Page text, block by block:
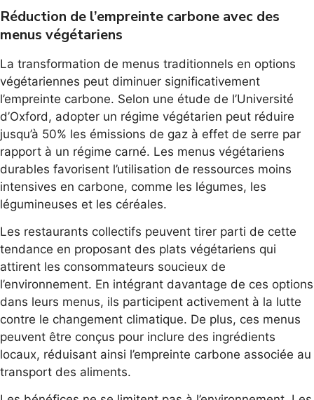
Réduction de l’empreinte carbone avec des
menus végétariens
La transformation de menus traditionnels en options
végétariennes peut diminuer significativement
l’empreinte carbone. Selon une étude de l’Université
d’Oxford, adopter un régime végétarien peut réduire
jusqu’à 50% les émissions de gaz à effet de serre par
rapport à un régime carné. Les menus végétariens
durables favorisent l’utilisation de ressources moins
intensives en carbone, comme les légumes, les
légumineuses et les céréales.
Les restaurants collectifs peuvent tirer parti de cette
tendance en proposant des plats végétariens qui
attirent les consommateurs soucieux de
l’environnement. En intégrant davantage de ces options
dans leurs menus, ils participent activement à la lutte
contre le changement climatique. De plus, ces menus
peuvent être conçus pour inclure des ingrédients
locaux, réduisant ainsi l’empreinte carbone associée au
transport des aliments.